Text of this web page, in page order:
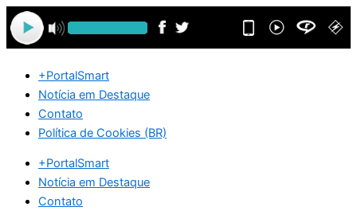
Ir
para
o
+PortalSmart
Notícia em Destaque
Contato
Política de Cookies (BR)
+PortalSmart
Notícia em Destaque
Contato